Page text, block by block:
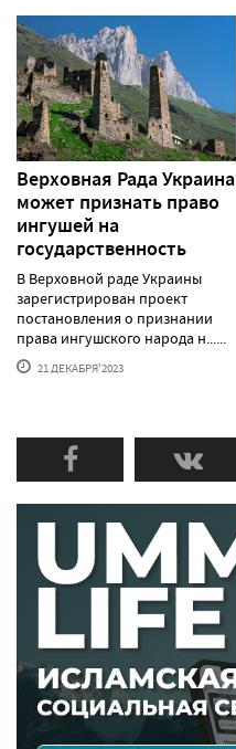
Верховная Рада Украина
может признать право
ингушей на
государственность
В Верховной раде Украины
зарегистрирован проект
постановления о признании
права ингушского народа н......
21 ДЕКАБРЯ'2023